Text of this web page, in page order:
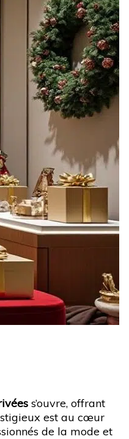
s’ouvre, offrant
est au cœur
de la mode et